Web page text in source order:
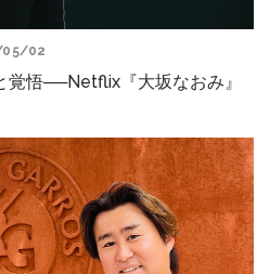
05/02
覚悟──Netflix『大坂なおみ』